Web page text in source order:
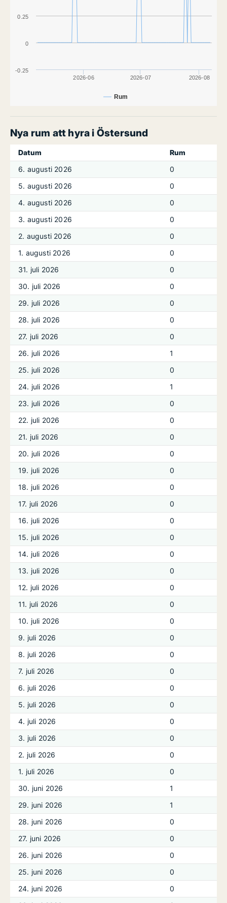
Rum
2026-06 2026-07 2026-08
0
-0.25
0.25
Nya rum att hyra i Östersund
Datum
Rum
6. augusti 2026
0
5. augusti 2026
0
4. augusti 2026
0
3. augusti 2026
0
2. augusti 2026
0
1. augusti 2026
0
31. juli 2026
0
30. juli 2026
0
29. juli 2026
0
28. juli 2026
0
27. juli 2026
0
26. juli 2026
1
25. juli 2026
0
24. juli 2026
1
23. juli 2026
0
22. juli 2026
0
21. juli 2026
0
20. juli 2026
0
19. juli 2026
0
18. juli 2026
0
17. juli 2026
0
16. juli 2026
0
15. juli 2026
0
14. juli 2026
0
13. juli 2026
0
12. juli 2026
0
11. juli 2026
0
10. juli 2026
0
9. juli 2026
0
8. juli 2026
0
7. juli 2026
0
6. juli 2026
0
5. juli 2026
0
4. juli 2026
0
3. juli 2026
0
2. juli 2026
0
1. juli 2026
0
30. juni 2026
1
29. juni 2026
1
28. juni 2026
0
27. juni 2026
0
26. juni 2026
0
25. juni 2026
0
24. juni 2026
0